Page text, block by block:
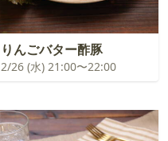
りんごバター酢豚
2/26 (水) 21:00〜22:00